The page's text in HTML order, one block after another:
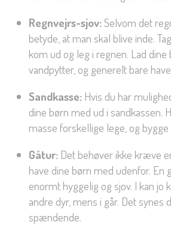
Regnvejrs-sjov:Selvom det
betyde, at man skal blive inde.
kom ud og leg i regnen. Lad dine
vandpytter, og generelt bare
Sandkasse: Hvis du har
dine børn med ud i sandkassen.
masse forskellige lege, og
Gåtur: Det behøver ikke kræve
have dine børn med udenfor. En
enormt hyggelig og sjov. I kan jo
andre dyr, mens i går. Det synes
spændende.